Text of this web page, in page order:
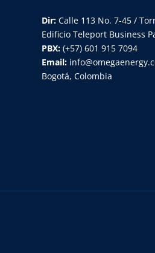
Dir:Calle 113 No. 7-45 /
Edificio Teleport Business
PBX:(+57) 601 915 7094
Email:
Bogotá, Colombia